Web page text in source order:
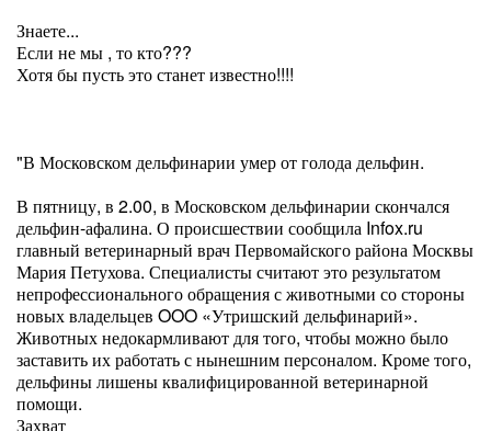
Знаете...
Если не мы , то кто???
Хотя бы пусть это станет известно!!!!
"В Московском дельфинарии умер от голода дельфин.
В пятницу, в 2.00, в Московском дельфинарии скончался
дельфин-афалина. О происшествии сообщила Infox.ru
главный ветеринарный врач Первомайского района Москвы
Мария Петухова. Специалисты считают это результатом
непрофессионального обращения с животными со стороны
новых владельцев OOO «Утришский дельфинарий».
Животных недокармливают для того, чтобы можно было
заставить их работать с нынешним персоналом. Кроме того,
дельфины лишены квалифицированной ветеринарной
помощи.
Захват